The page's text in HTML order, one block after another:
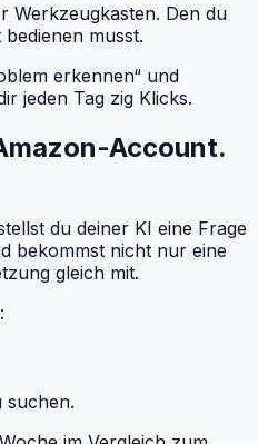
Werkzeugkasten. Den du
musst.
erkennen“ und
jeden Tag zig Klicks.
Account.
du deiner KI eine Frage
bekommst nicht nur eine
gleich mit.
suchen.